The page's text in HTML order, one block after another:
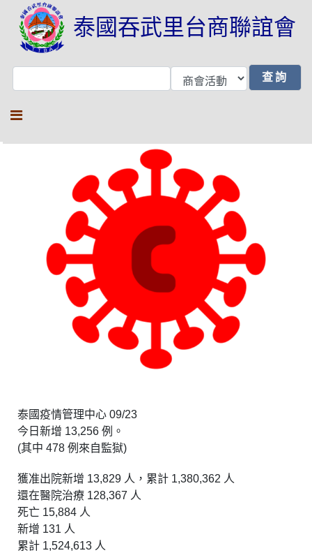
泰國吞武里台商聯誼會
泰國疫情管理中心 09/23
今日新增 13,256 例。
(其中 478 例來自監獄)
獲准出院新增 13,829 人，累計 1,380,362 人
還在醫院治療 128,367 人
死亡 15,884 人
新增 131 人
累計 1,524,613 人